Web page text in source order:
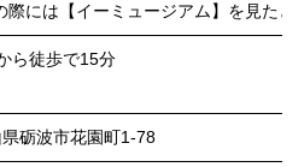
には【イーミュージアム】を見たと
ら徒歩で15分
砺波市花園町1-78